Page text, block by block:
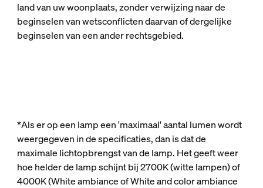
land van uw woonplaats, zonder verwijzing naar de
beginselen van wetsconflicten daarvan of dergelijke
beginselen van een ander rechtsgebied.
*Als er op een lamp een 'maximaal' aantal lumen wordt
weergegeven in de specificaties, dan is dat de
maximale lichtopbrengst van de lamp. Het geeft weer
hoe helder de lamp schijnt bij 2700K (witte lampen) of
4000K (White ambiance of White and color ambiance